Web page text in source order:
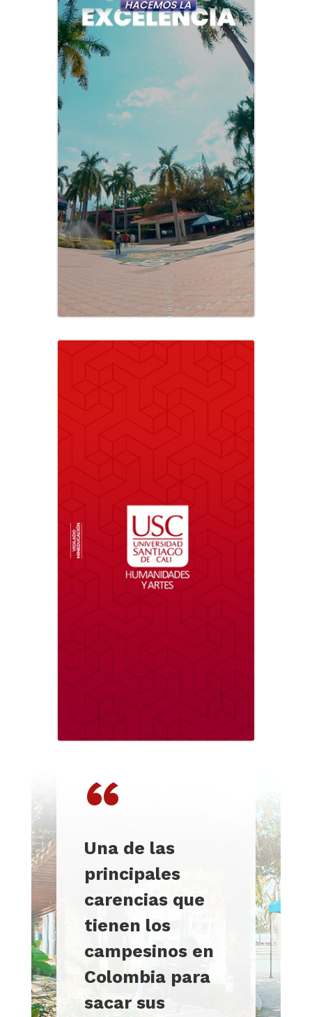
“
Una de las
principales
carencias que
tienen los
campesinos en
Colombia para
sacar sus